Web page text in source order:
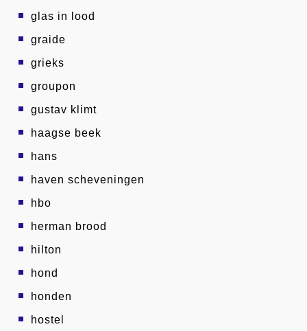
glas in lood
graide
grieks
groupon
gustav klimt
haagse beek
hans
haven scheveningen
hbo
herman brood
hilton
hond
honden
hostel